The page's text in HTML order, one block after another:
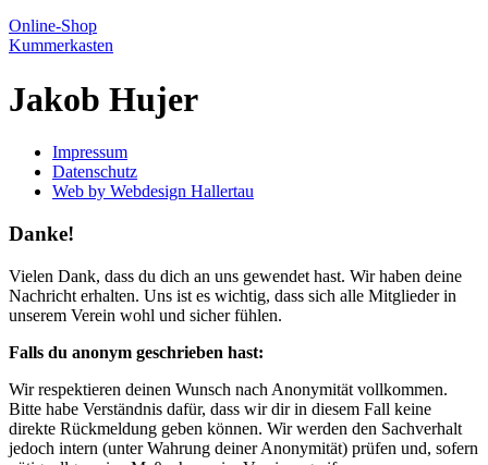
Online-Shop
Kummerkasten
Jakob Hujer
Impressum
Datenschutz
Web by Webdesign Hallertau
Danke!
Vielen Dank, dass du dich an uns gewendet hast. Wir haben deine
Nachricht erhalten. Uns ist es wichtig, dass sich alle Mitglieder in
unserem Verein wohl und sicher fühlen.
Falls du anonym geschrieben hast:
Wir respektieren deinen Wunsch nach Anonymität vollkommen.
Bitte habe Verständnis dafür, dass wir dir in diesem Fall keine
direkte Rückmeldung geben können. Wir werden den Sachverhalt
jedoch intern (unter Wahrung deiner Anonymität) prüfen und, sofern